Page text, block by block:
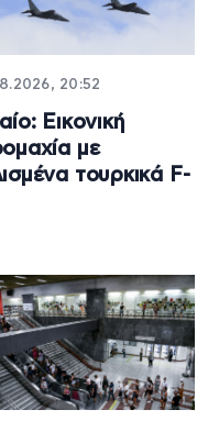
20:52
Εικονική
με
τουρκικά F-